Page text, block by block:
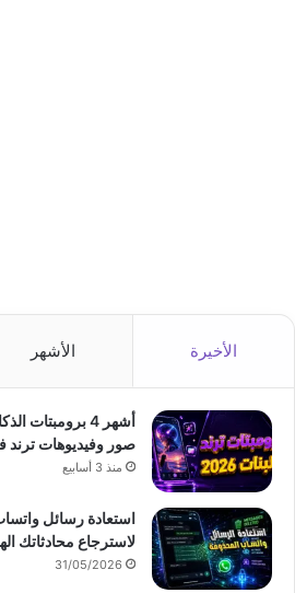
الأخيرة الأشهر
أشهر 4 برومبتات
صور وفيديوهات ترند في
منذ 3 أسابيع
استعادة رسائل
لاسترجاع محادثاتك
31/05/2026